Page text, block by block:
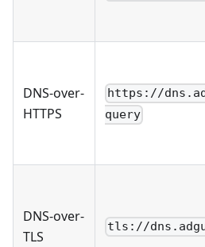
DNS-over-
HTTPS
https://
query
DNS-over-
TLS
tls://